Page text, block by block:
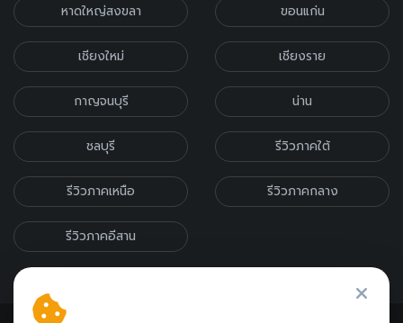
หาดใหญ่สงขลา ขอนแก่น
เชียงใหม่ เชียงราย
กาญจนบุรี น่าน
ชลบุรี รีวิวภาคใต้
รีวิวภาคเหนือ รีวิวภาคกลาง
รีวิวภาคอีสาน